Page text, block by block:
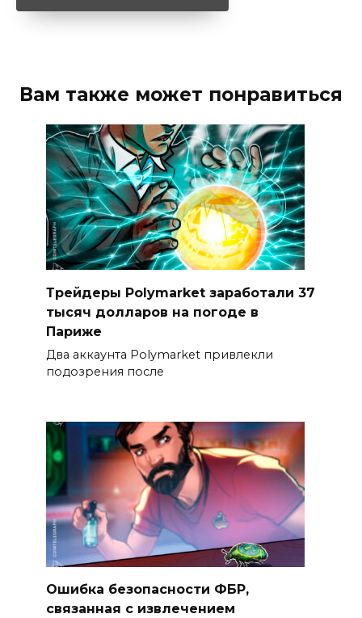
Вам также может понравиться
Трейдеры Polymarket заработали 37
тысяч долларов на погоде в
Париже
Два аккаунта Polymarket привлекли
подозрения после
Ошибка безопасности ФБР,
связанная с извлечением